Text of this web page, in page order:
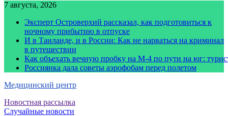
7 августа, 2026
Эксперт Островерхий рассказал, как подготовиться к
ночному прибытию в отпуске
И в Таиланде, и в России: Как не нарваться на криминал
в путешествии
Как объехать вечную пробку на М-4 по пути на юг:
Россиянка дала советы аэрофобам перед полетом
Медицинский центр
Новостная рассылка
Случайные новости